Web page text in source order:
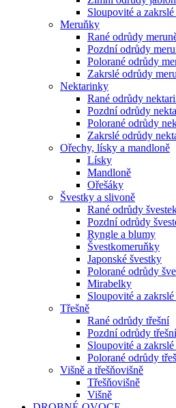
Sloupovité a
Meruňky
Rané odrůdy
Pozdní odrůdy
Polorané odrůdy
Zakrslé odrůdy
Nektarinky
Rané odrůdy
Pozdní odrůdy
Polorané odrůdy
Zakrslé odrůdy
Ořechy, lísky a mandloně
Lísky
Mandloně
Ořešáky
Švestky a slivoně
Rané odrůdy
Pozdní odrůdy
Ryngle a blumy
Švestkomeruňky
Japonské švestky
Polorané odrůdy
Mirabelky
Sloupovité a
Třešně
Rané odrůdy třešní
Pozdní odrůdy třešní
Sloupovité a
Polorané odrůdy
Višně a třešňovišně
Třešňovišně
Višně